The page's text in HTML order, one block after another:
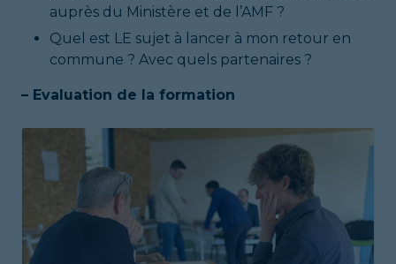
auprès du Ministère et de l’AMF ?
Quel est LE sujet à lancer à mon retour en
commune ? Avec quels partenaires ?
– Evaluation de la formation